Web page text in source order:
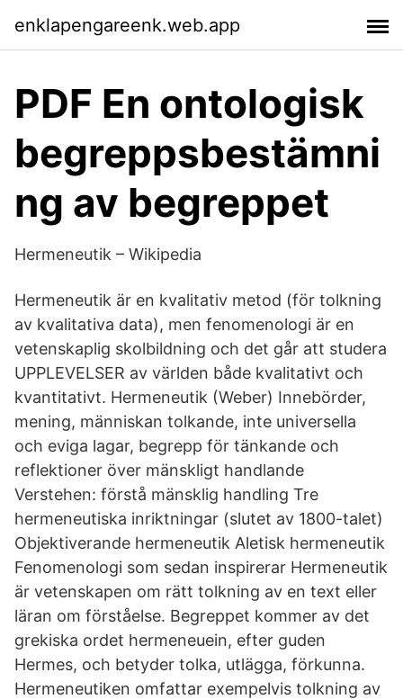
enklapengareenk.web.app
PDF En ontologisk
begreppsbestämni
ng av begreppet
Hermeneutik – Wikipedia
Hermeneutik är en kvalitativ metod (för tolkning
av kvalitativa data), men fenomenologi är en
vetenskaplig skolbildning och det går att studera
UPPLEVELSER av världen både kvalitativt och
kvantitativt. Hermeneutik (Weber) Innebörder,
mening, människan tolkande, inte universella
och eviga lagar, begrepp för tänkande och
reflektioner över mänskligt handlande
Verstehen: förstå mänsklig handling Tre
hermeneutiska inriktningar (slutet av 1800-talet)
Objektiverande hermeneutik Aletisk hermeneutik
Fenomenologi som sedan inspirerar Hermeneutik
är vetenskapen om rätt tolkning av en text eller
läran om förståelse. Begreppet kommer av det
grekiska ordet hermeneuein, efter guden
Hermes, och betyder tolka, utlägga, förkunna.
Hermeneutiken omfattar exempelvis tolkning av